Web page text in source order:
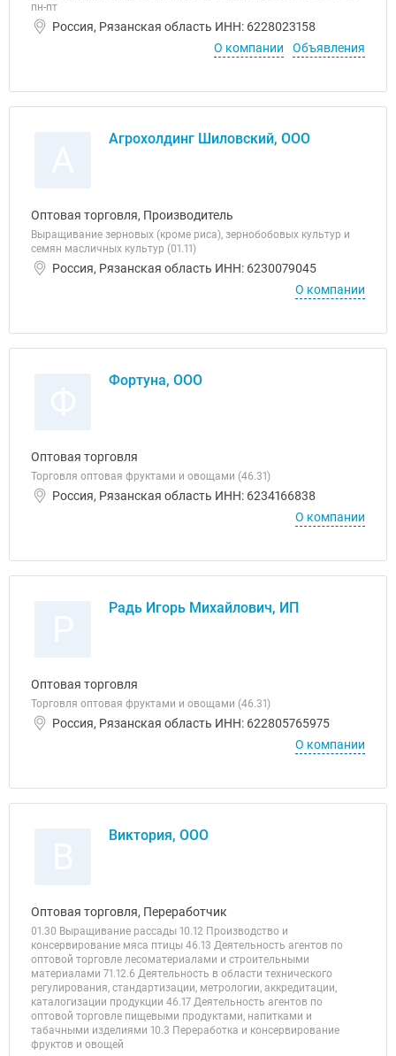
пн-пт
Россия, Рязанская область ИНН: 6228023158
О компании
Объявления
Агрохолдинг Шиловский, ООО
Оптовая торговля, Производитель
Выращивание зерновых (кроме риса), зернобобовых культур и
семян масличных культур (01.11)
Россия, Рязанская область ИНН: 6230079045
О компании
Фортуна, ООО
Оптовая торговля
Торговля оптовая фруктами и овощами (46.31)
Россия, Рязанская область ИНН: 6234166838
О компании
Радь Игорь Михайлович, ИП
Оптовая торговля
Торговля оптовая фруктами и овощами (46.31)
Россия, Рязанская область ИНН: 622805765975
О компании
Виктория, ООО
Оптовая торговля, Переработчик
01.30 Выращивание рассады 10.12 Производство и
консервирование мяса птицы 46.13 Деятельность агентов по
оптовой торговле лесоматериалами и строительными
материалами 71.12.6 Деятельность в области технического
регулирования, стандартизации, метрологии, аккредитации,
каталогизации продукции 46.17 Деятельность агентов по
оптовой торговле пищевыми продуктами, напитками и
табачными изделиями 10.3 Переработка и консервирование
фруктов и овощей